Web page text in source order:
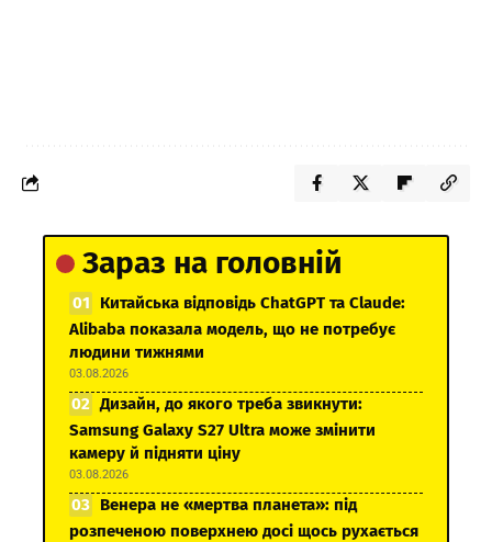
Зараз на головній
Китайська відповідь ChatGPT та Claude:
Alibaba показала модель, що не потребує
людини тижнями
03.08.2026
Дизайн, до якого треба звикнути:
Samsung Galaxy S27 Ultra може змінити
камеру й підняти ціну
03.08.2026
Венера не «мертва планета»: під
розпеченою поверхнею досі щось рухається